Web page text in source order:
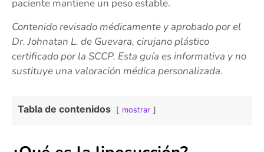
paciente mantiene un peso estable.
Contenido revisado médicamente y aprobado por el
Dr. Johnatan L. de Guevara, cirujano plástico
certificado por la SCCP. Esta guía es informativa y no
sustituye una valoración médica personalizada.
Tabla de contenidos mostrar